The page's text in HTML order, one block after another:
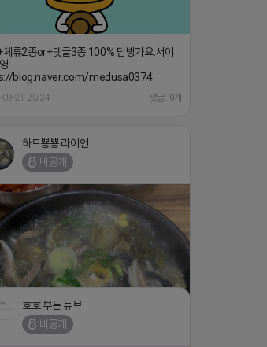
체류2종or+댓글3종 100% 답방가요.서이
blog.naver.com/medusa0374
21 20:24 댓글: 0개
하트뿅뿅 라이언
비공개
호호 부는 튜브
비공개